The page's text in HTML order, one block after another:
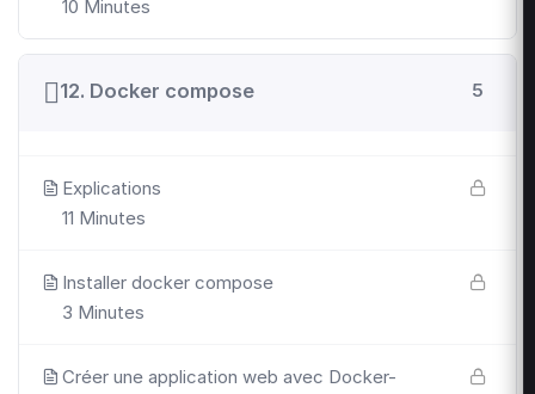
10 Minutes
12. Docker compose 5
Explications
11 Minutes
Installer docker compose
3 Minutes
Créer une application web avec Docker-